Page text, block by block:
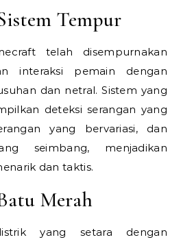
Tempur
telah disempurnakan
interaksi pemain dengan
dan netral. Sistem yang
deteksi serangan yang
yang bervariasi, dan
seimbang, menjadikan
dan taktis.
Merah
yang setara dengan